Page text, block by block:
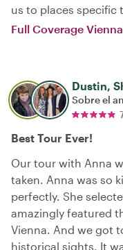
us to places specific
Full Coverage
Dustin,
Sobre el
Best Tour Ever!
Our tour with Anna
taken. Anna was so
perfectly. She
amazingly featured
Vienna. And we got
historical sights. It